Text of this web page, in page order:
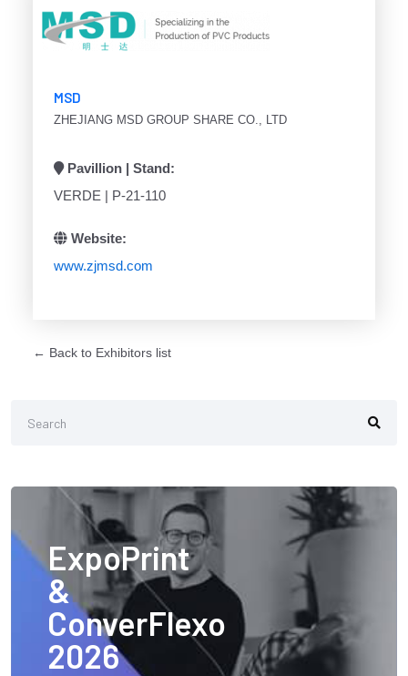
MSD
ZHEJIANG MSD GROUP SHARE CO., LTD
Pavillion | Stand:
VERDE | P-21-110
Website:
www.zjmsd.com
← Back to Exhibitors list
ExpoPrint
&
ConverFlexo
2026